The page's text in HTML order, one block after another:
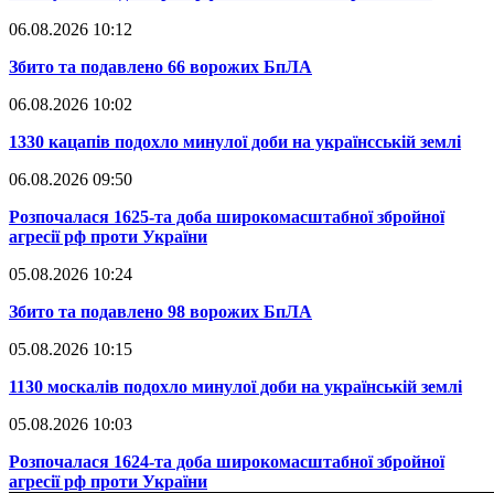
06.08.2026 10:12
​Збито та подавлено 66 ворожих БпЛА
06.08.2026 10:02
​1330 кацапів подохло минулої доби на українсській землі
06.08.2026 09:50
​Розпочалася 1625-та доба широкомасштабної збройної
агресії рф проти України
05.08.2026 10:24
​Збито та подавлено 98 ворожих БпЛА
05.08.2026 10:15
​1130 москалів подохло минулої доби на українській землі
05.08.2026 10:03
​Розпочалася 1624-та доба широкомасштабної збройної
агресії рф проти України